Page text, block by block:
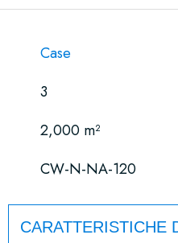
Case
3
2,000 m²
CW-N-NA-120
CARATTERISTICHE